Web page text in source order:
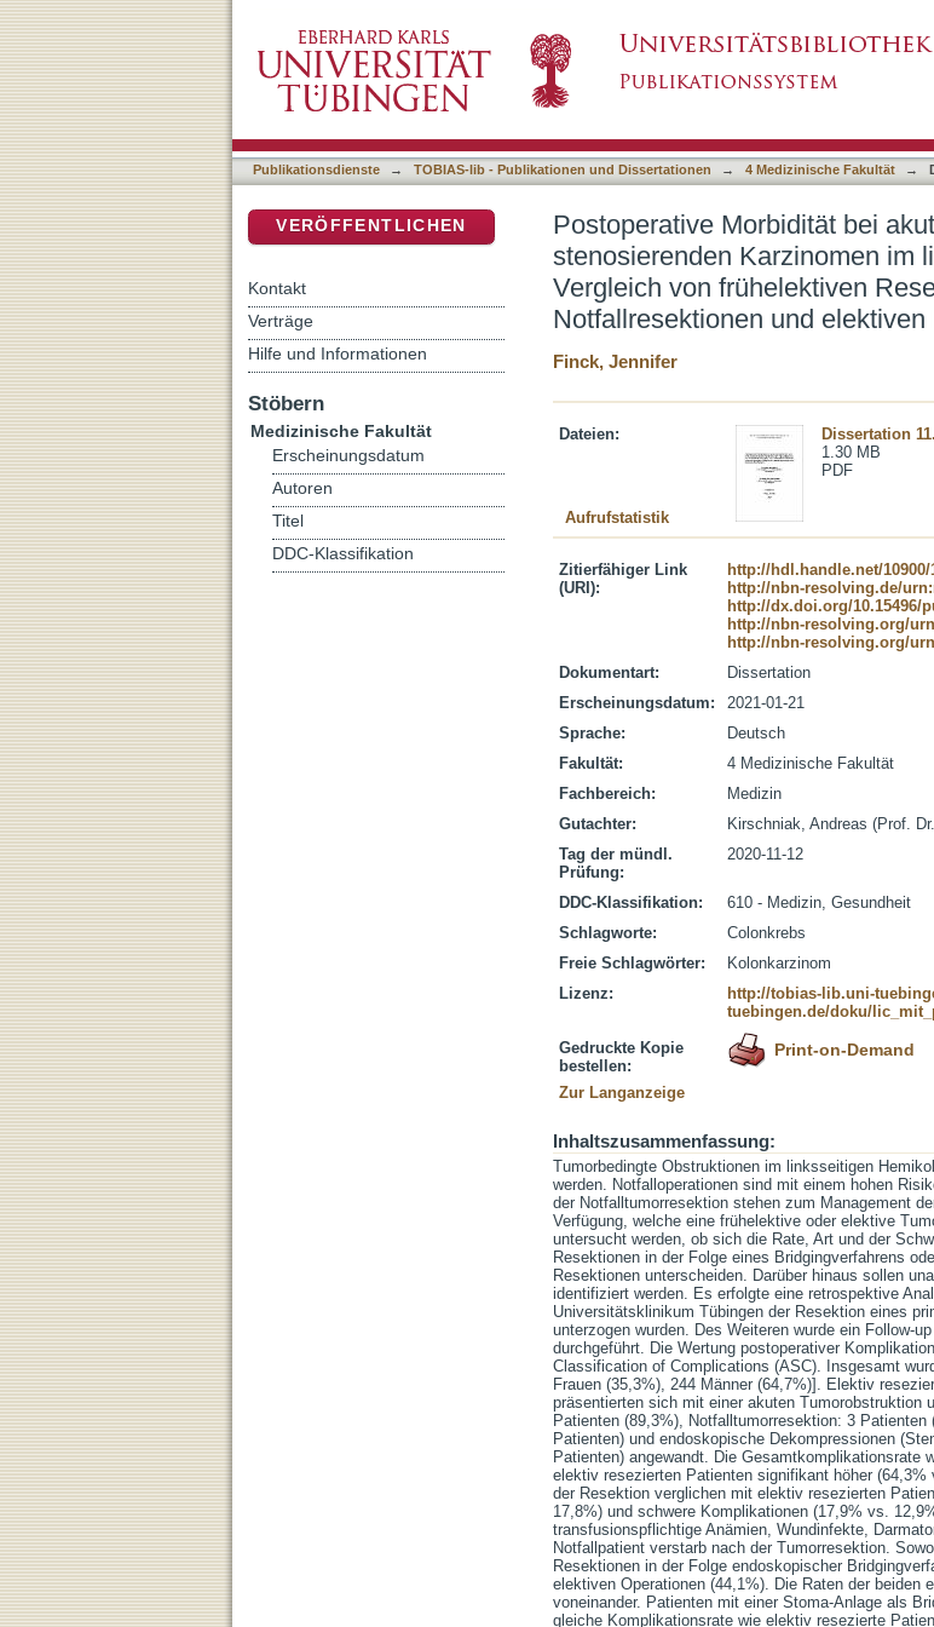
linksseitigen Kolon und Rektum: Vergleich von
mit Notfallresektionen und elektiven Resektionen
Publikationsdienste → TOBIAS-lib - Publikationen und Dissertationen → 4 Medizinische Fakultät →
Postoperative Morbidität bei
stenosierenden Karzinomen im
Vergleich von frühelektiven
Notfallresektionen und elektiven
Finck, Jennifer
Dateien:
Dissertation
1.30 MB
PDF
Aufrufstatistik
Zitierfähiger Link
(URI):
http://hdl.handle.net/10900/
http://nbn-resolving.de/
http://dx.doi.org/10.15496/
http://nbn-resolving.org/
http://nbn-resolving.org/
Dokumentart:
Dissertation
Erscheinungsdatum:
2021-01-21
Sprache:
Deutsch
Fakultät:
4 Medizinische Fakultät
Fachbereich:
Medizin
Gutachter:
Kirschniak, Andreas (Prof.
Tag der mündl.
Prüfung:
2020-11-12
DDC-Klassifikation:
610 - Medizin, Gesundheit
Schlagworte:
Colonkrebs
Freie Schlagwörter:
Kolonkarzinom
Lizenz:
http://tobias-lib.uni-
tuebingen.de/doku/
Gedruckte Kopie
bestellen:
Print-on-Demand
Zur Langanzeige
Inhaltszusammenfassung:
Tumorbedingte Obstruktionen im linksseitigen
werden. Notfalloperationen sind mit einem hohen
der Notfalltumorresektion stehen zum Management
Verfügung, welche eine frühelektive oder elektive
untersucht werden, ob sich die Rate, Art und der
Resektionen in der Folge eines Bridgingverfahrens
Resektionen unterscheiden. Darüber hinaus sollen
identifiziert werden. Es erfolgte eine retrospektive
Universitätsklinikum Tübingen der Resektion eines
unterzogen wurden. Des Weiteren wurde ein Follow-
durchgeführt. Die Wertung postoperativer
Classification of Complications (ASC). Insgesamt
Frauen (35,3%), 244 Männer (64,7%)]. Elektiv
präsentierten sich mit einer akuten Tumorobstruktion
Patienten (89,3%), Notfalltumorresektion: 3
Patienten) und endoskopische Dekompressionen
Patienten) angewandt. Die
elektiv resezierten Patienten signifikant höher
der Resektion verglichen mit elektiv resezierten
17,8%) und schwere Komplikationen (17,9% vs.
transfusionspflichtige Anämien, Wundinfekte,
Notfallpatient verstarb nach der Tumorresektion.
Resektionen in der Folge endoskopischer
elektiven Operationen (44,1%). Die Raten der beiden
voneinander. Patienten mit einer Stoma-Anlage als
gleiche Komplikationsrate wie elektiv resezierte
VERÖFFENTLICHEN
Kontakt
Verträge
Hilfe und Informationen
Stöbern
Medizinische Fakultät
Erscheinungsdatum
Autoren
Titel
DDC-Klassifikation